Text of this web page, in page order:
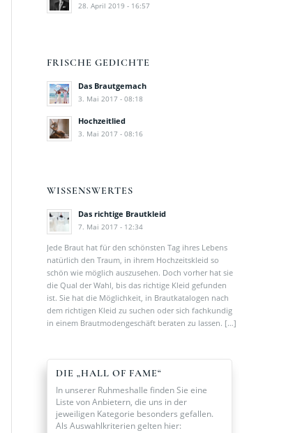
28. April 2019 - 16:57
FRISCHE GEDICHTE
Das Brautgemach
3. Mai 2017 - 08:18
Hochzeitlied
3. Mai 2017 - 08:16
WISSENSWERTES
Das richtige Brautkleid
7. Mai 2017 - 12:34
Jede Braut hat für den schönsten Tag ihres Lebens
natürlich den Traum, in ihrem Hochzeitskleid so
schön wie möglich auszusehen. Doch vorher hat sie
die Qual der Wahl, bis das richtige Kleid gefunden
ist. Sie hat die Möglichkeit, in Brautkatalogen nach
dem richtigen Kleid zu suchen oder sich fachkundig
in einem Brautmodengeschäft beraten zu lassen. […]
DIE „HALL OF FAME“
In unserer Ruhmeshalle finden Sie eine
Liste von Anbietern, die uns in der
jeweiligen Kategorie besonders gefallen.
Als Auswahlkriterien gelten hier: